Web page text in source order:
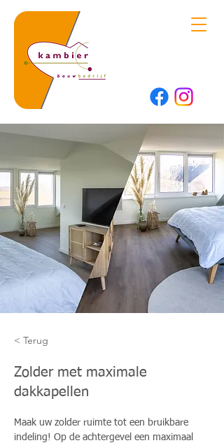
< Terug
Zolder met maximale
dakkapellen
Maak uw zolder ruimte tot een bruikbare
indeling! Op de achtergevel een maximaal